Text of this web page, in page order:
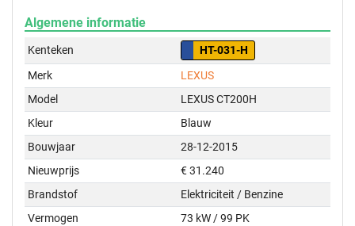
Algemene informatie
Kenteken
HT-031-H
Merk
LEXUS
Model
LEXUS CT200H
Kleur
Blauw
Bouwjaar
28-12-2015
Nieuwprijs
€ 31.240
Brandstof
Elektriciteit / Benzine
Vermogen
73 kW / 99 PK